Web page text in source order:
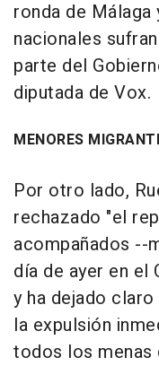
ronda de
nacionales
parte del
diputada de Vox.
MENORES
Por otro lado,
rechazado "el
acompañados --
día de ayer en el
y ha dejado
la expulsión
todos los menas